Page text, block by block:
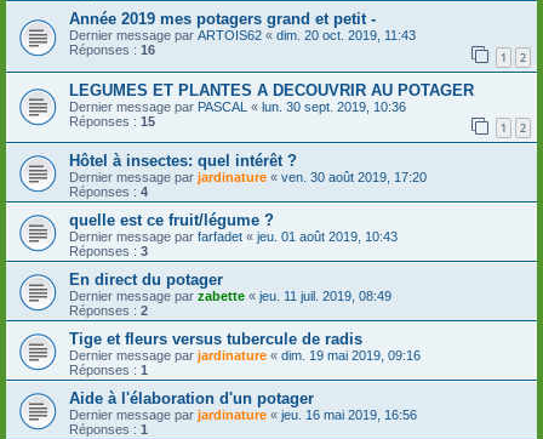
Année 2019 mes potagers grand et petit -
Dernier message par ARTOIS62 « dim. 20 oct. 2019, 11:43
Réponses : 16 1 2
LEGUMES ET PLANTES A DECOUVRIR AU POTAGER
Dernier message par PASCAL « lun. 30 sept. 2019, 10:36
Réponses : 15 1 2
Hôtel à insectes: quel intérêt ?
Dernier message par jardinature « ven. 30 août 2019, 17:20
Réponses : 4
quelle est ce fruit/légume ?
Dernier message par farfadet « jeu. 01 août 2019, 10:43
Réponses : 3
En direct du potager
Dernier message par zabette « jeu. 11 juil. 2019, 08:49
Réponses : 2
Tige et fleurs versus tubercule de radis
Dernier message par jardinature « dim. 19 mai 2019, 09:16
Réponses : 1
Aide à l'élaboration d'un potager
Dernier message par jardinature « jeu. 16 mai 2019, 16:56
Réponses : 1